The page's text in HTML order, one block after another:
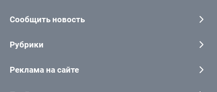
Сообщить новость
Рубрики
Реклама на сайте